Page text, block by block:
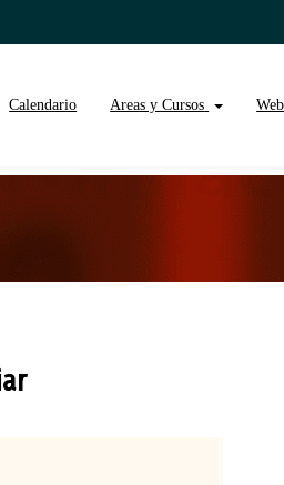
Calendario Areas y Cursos